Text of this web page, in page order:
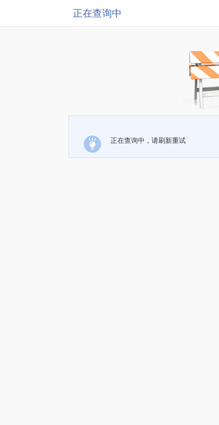
正在查询中
正在查询中，请刷新重试